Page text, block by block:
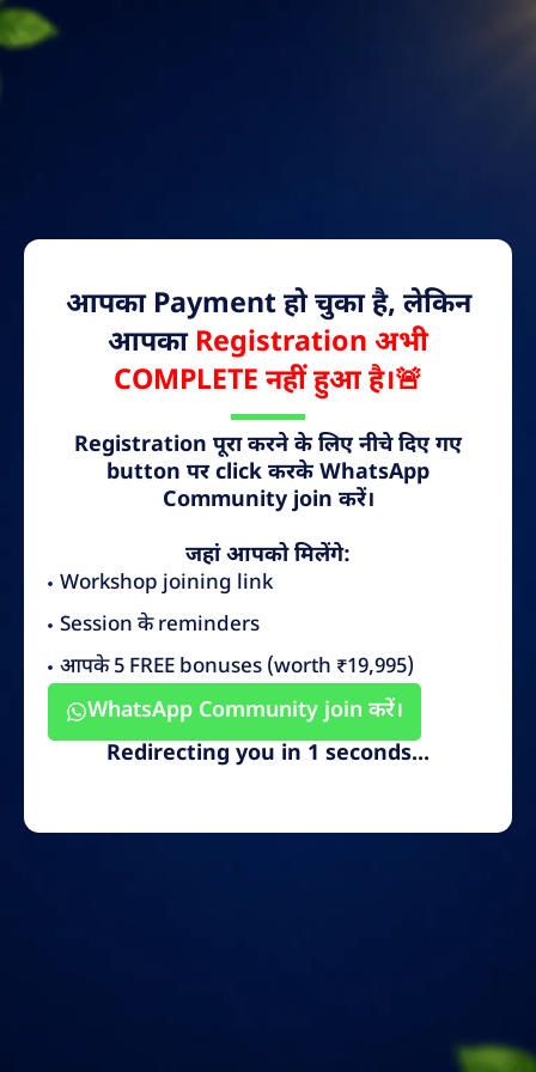
आपका Payment हो चुका है, लेकिन
आपका Registration अभी
COMPLETE नहीं हुआ है।🚨
Registration पूरा करने के लिए नीचे दिए गए
button पर click करके WhatsApp
Community join करें।
जहां आपको मिलेंगे:
Workshop joining link
Session के reminders
आपके 5 FREE bonuses (worth ₹19,995)
WhatsApp Community join करें।
Redirecting you in 1 seconds...